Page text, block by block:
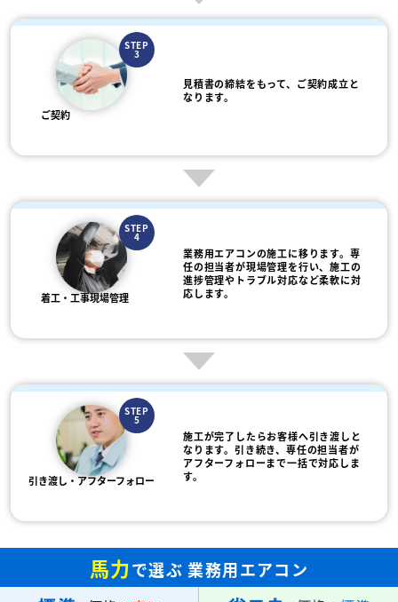
STEP
3
ご契約
見積書の締結をもって、ご契約成立と
なります。
STEP
4
着工・工事現場管理
業務用エアコンの施工に移ります。専
任の担当者が現場管理を行い、施工の
進捗管理やトラブル対応など柔軟に対
応します。
STEP
5
引き渡し・アフターフォロー
施工が完了したらお客様へ引き渡しと
なります。引き続き、専任の担当者が
アフターフォローまで一括で対応しま
す。
馬力で選ぶ 業務用エアコン